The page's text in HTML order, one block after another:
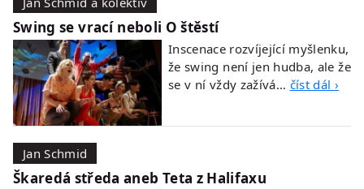
Swing se vrací neboli O štěstí
Inscenace rozvíjející myšlenku,
že swing není jen hudba, ale že
se v ní vždy zažívá… číst dál ›
Jan Schmid
Škaredá středa aneb Teta z Halifaxu